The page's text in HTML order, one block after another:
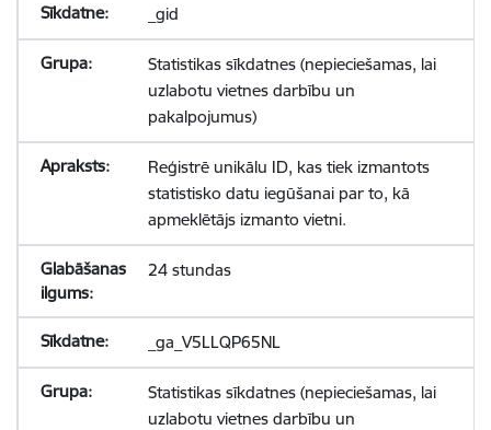
_gid
Statistikas sīkdatnes (nepieciešamas, lai
uzlabotu vietnes darbību un
pakalpojumus)
Reģistrē unikālu ID, kas tiek izmantots
statistisko datu iegūšanai par to, kā
apmeklētājs izmanto vietni.
24 stundas
_ga_V5LLQP65NL
Statistikas sīkdatnes (nepieciešamas, lai
uzlabotu vietnes darbību un